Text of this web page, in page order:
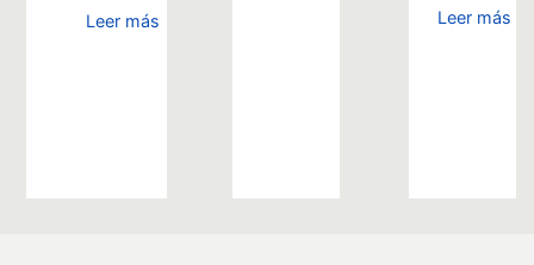
Leer más Leer más